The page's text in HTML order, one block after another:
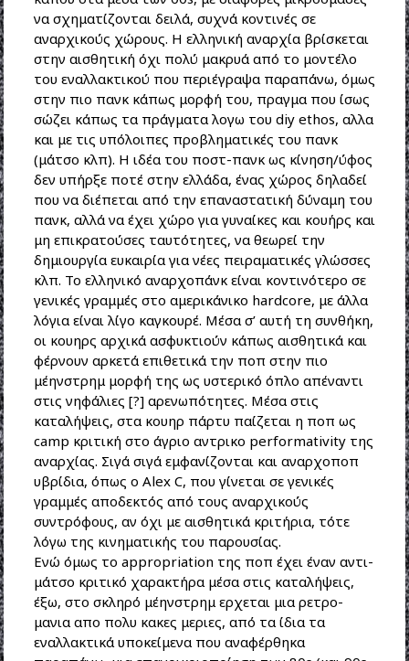
να σχηματίζονται δειλά, συχνά κοντινές σε
αναρχικούς χώρους. Η ελληνική αναρχία βρίσκεται
στην αισθητική όχι πολύ μακρυά από το μοντέλο
του εναλλακτικού που περιέγραψα παραπάνω, όμως
στην πιο πανκ κάπως μορφή του, πραγμα που ίσως
σώζει κάπως τα πράγματα λογω του diy ethos, αλλα
και με τις υπόλοιπες προβληματικές του πανκ
(μάτσο κλπ). Η ιδέα του ποστ-πανκ ως κίνηση/ύφος
δεν υπήρξε ποτέ στην ελλάδα, ένας χώρος δηλαδεί
που να διέπεται από την επαναστατική δύναμη του
πανκ, αλλά να έχει χώρο για γυναίκες και κουήρς και
μη επικρατούσες ταυτότητες, να θεωρεί την
δημιουργία ευκαιρία για νέες πειραματικές γλώσσες
κλπ. Το ελληνικό αναρχοπάνκ είναι κοντινότερο σε
γενικές γραμμές στο αμερικάνικο hardcore, με άλλα
λόγια είναι λίγο καγκουρέ. Μέσα σ’ αυτή τη συνθήκη,
οι κουηρς αρχικά ασφυκτιούν κάπως αισθητικά και
φέρνουν αρκετά επιθετικά την ποπ στην πιο
μέηνστρημ μορφή της ως υστερικό όπλο απέναντι
στις νηφάλιες [?] αρενωπότητες. Μέσα στις
καταλήψεις, στα κουηρ πάρτυ παίζεται η ποπ ως
camp κριτική στο άγριο αντρικο performativity της
αναρχίας. Σιγά σιγά εμφανίζονται και αναρχοποπ
υβρίδια, όπως ο Alex C, που γίνεται σε γενικές
γραμμές αποδεκτός από τους αναρχικούς
συντρόφους, αν όχι με αισθητικά κριτήρια, τότε
λόγω της κινηματικής του παρουσίας.
Ενώ όμως το appropriation της ποπ έχει έναν αντι-
μάτσο κριτικό χαρακτήρα μέσα στις καταλήψεις,
έξω, στο σκληρό μέηνστρημ ερχεται μια ρετρο-
μανια απο πολυ κακες μεριες, από τα ίδια τα
εναλλακτικά υποκείμενα που αναφέρθηκα